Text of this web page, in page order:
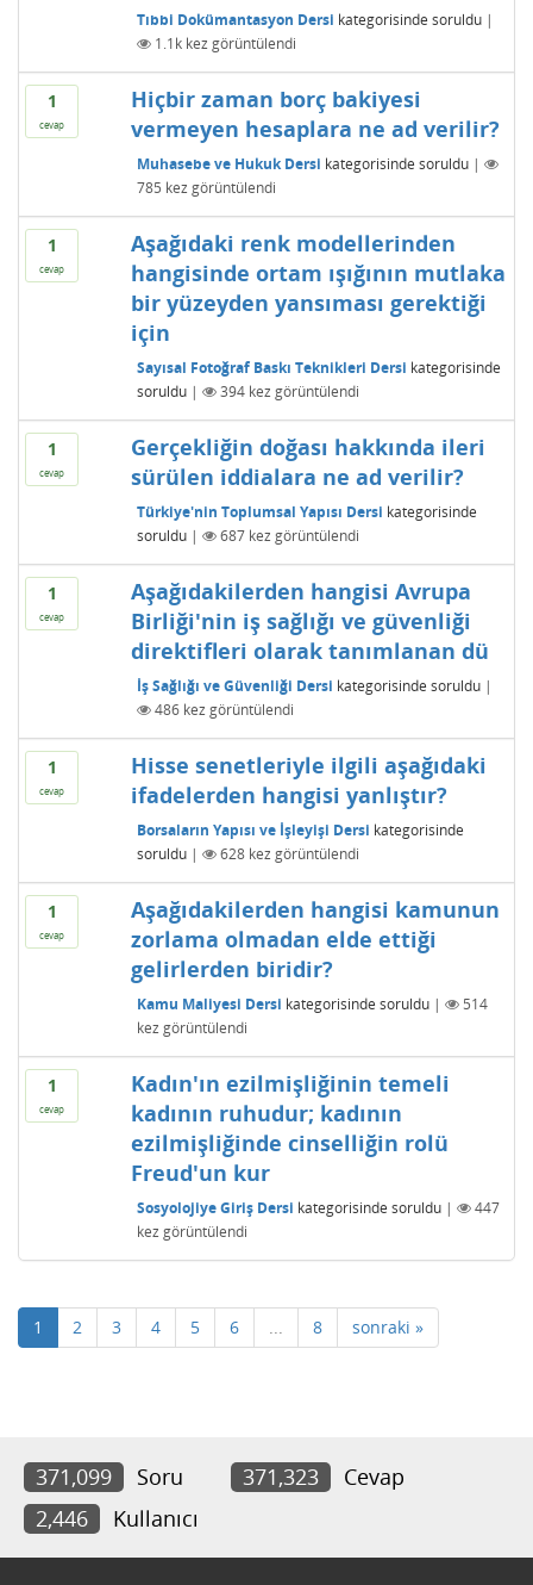
Tıbbi Dokümantasyon Dersi kategorisinde soruldu |
1.1kkez görüntülendi
1
cevap
Hiçbir zaman borç bakiyesi
vermeyen hesaplara ne ad verilir?
Muhasebe ve Hukuk Dersi kategorisinde soruldu |
785 kez görüntülendi
1
cevap
Aşağıdaki renk modellerinden
hangisinde ortam ışığının mutlaka
bir yüzeyden yansıması gerektiği
için
Sayısal Fotoğraf Baskı Teknikleri Dersi kategorisinde
soruldu | 394kez görüntülendi
1
cevap
Gerçekliğin doğası hakkında ileri
sürülen iddialara ne ad verilir?
Türkiye'nin Toplumsal Yapısı Dersi kategorisinde
soruldu | 687kez görüntülendi
1
cevap
Aşağıdakilerden hangisi Avrupa
Birliği'nin iş sağlığı ve güvenliği
direktifleri olarak tanımlanan dü
İş Sağlığı ve Güvenliği Dersi kategorisinde soruldu |
486kez görüntülendi
1
cevap
Hisse senetleriyle ilgili aşağıdaki
ifadelerden hangisi yanlıştır?
Borsaların Yapısı ve İşleyişi Dersi kategorisinde
soruldu | 628kez görüntülendi
1
cevap
Aşağıdakilerden hangisi kamunun
zorlama olmadan elde ettiği
gelirlerden biridir?
Kamu Maliyesi Dersi kategorisinde soruldu |
514
kez görüntülendi
1
cevap
Kadın'ın ezilmişliğinin temeli
kadının ruhudur; kadının
ezilmişliğinde cinselliğin rolü
Freud'un kur
Sosyolojiye Giriş Dersi kategorisinde soruldu |
447
kez görüntülendi
1 2 3 4 5 6 ... 8 sonraki »
371,099 Soru 371,323
Cevap
2,446
Kullanıcı